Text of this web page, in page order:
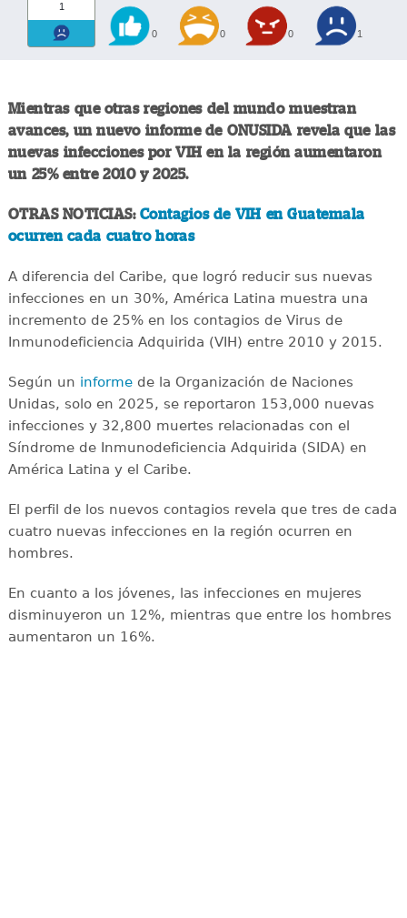
1
0 0 0 1
Mientras que otras regiones del mundo muestran
avances, un nuevo informe de ONUSIDA revela que las
nuevas infecciones por VIH en la región aumentaron
un 25% entre 2010 y 2025.
OTRAS NOTICIAS: Contagios de VIH en Guatemala
ocurren cada cuatro horas
A diferencia del Caribe, que logró reducir sus nuevas
infecciones en un 30%, América Latina muestra una
incremento de 25% en los contagios de Virus de
Inmunodeficiencia Adquirida (VIH) entre 2010 y 2015.
Según un informede la Organización de Naciones
Unidas, solo en 2025, se reportaron 153,000 nuevas
infecciones y 32,800 muertes relacionadas con el
Síndrome de Inmunodeficiencia Adquirida (SIDA) en
América Latina y el Caribe.
El perfil de los nuevos contagios revela que tres de cada
cuatro nuevas infecciones en la región ocurren en
hombres.
En cuanto a los jóvenes, las infecciones en mujeres
disminuyeron un 12%, mientras que entre los hombres
aumentaron un 16%.